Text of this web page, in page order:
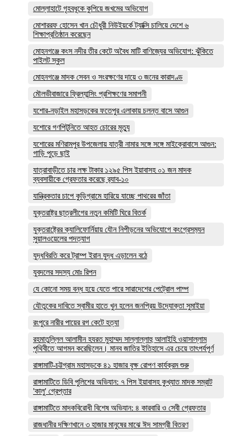
মোল্লাহাটে গৃহবধূকে কুপিয়ে জখমের অভিযোগ
মোশাররফ হোসেন খান চৌধুরী নিউইয়র্কে ট্যাক্সি চালিয়ে দেশে ৬
শিক্ষাপ্রতিষ্ঠান করেছেন
মোহনগঞ্জে কংস নদীর তীর কেটে অবৈধ মাটি বাণিজ্যের অভিযোগ: ঝুঁকিতে
পাইলট স্কুল
মোহনগঞ্জে মাদক সেবন ও সংরক্ষণের দায়ে ৩ জনের কারাদণ্ড
মৌলভীবাজারে ফ্রিল্যান্সিং প্রশিক্ষণের সমাপনী
যশোর-নড়াইল মহাসড়কের ফতেপুর এলাকায় চলন্ত বাসে আগুন
যশোরে গণপিটুনিতে আহত চোরের মৃত্যু
যশোরের মণিরামপুর উপজেলায় যাত্রী নামার সঙ্গে সঙ্গে মাইক্রোবাসে আগুন:
গাড়ি পুড়ে ছাই
যাত্রাবাড়ীতে চার লক্ষ টাকার ১২৯৫ পিস ইয়াবাসহ ০১ জন মাদক
ব্যবসায়ীকে গ্রেফতার করেছে র‌্যাব-১০
যান্ত্রিকতার চাপে কুড়িগ্রামে হারিয়ে যাচ্ছে পাথরের জাঁতা
যুক্তরাষ্ট্র ছাত্রলীগের নতুন কমিটি ঘিরে বিতর্ক
যুক্তরাষ্ট্রের ক্যালিফোর্নিয়ায় যৌন নিপীড়নের অভিযোগে কংগ্রেসম‍্যন
সুয়ালওয়েলের পদত্যাগ
যুদ্ধবিরতি করে ট্রাম্প ইরান যুদ্ধ এড়ালেন বঠে
যুবদলের সদস্য মোঃ রিপন
যে কোনো সময় বন্ধ হয়ে যেতে পারে সারাদেশের পেট্রোল পাম্প
যৌতুকের দাবিতে স্বামীর হাতে খুন হলেন জনপ্রিয় উদ্যোক্তা সুমাইয়া
রংপুরে নারীর পায়ের রগ কেটে হত্যা
রহমাতুল্লিল আলামীন হযরত মুহাম্মদ সাল্লাল্লাহু আলাইহি ওয়াসাল্লাম
পৃথিবীতে আগমন করেছিলেন। মানব জাতির ইতিহাসে এর চেয়ে তাৎপর্যপূর্ণ
রাঙ্গামাটি-চট্টগ্রাম মহাসড়কে ৪১ হাজার বৃক্ষ রোপণ কার্যক্রম শুরু
রাঙ্গামাটিতে ডিবি পুলিশের অভিযান: ৭ পিস ইয়াবাসহ কুখ্যাত মাদক সম্রাট
'কালু' গ্রেপ্তার
রাঙ্গামাটিতে মাদকবিরোধী বিশেষ অভিযান: ৪ কারবারি ও সেবী গ্রেফতার
রাজধানীর দক্ষিণখানে ৩ হাজার মানুষের মাঝে ঈদ সামগ্রী বিতরণ